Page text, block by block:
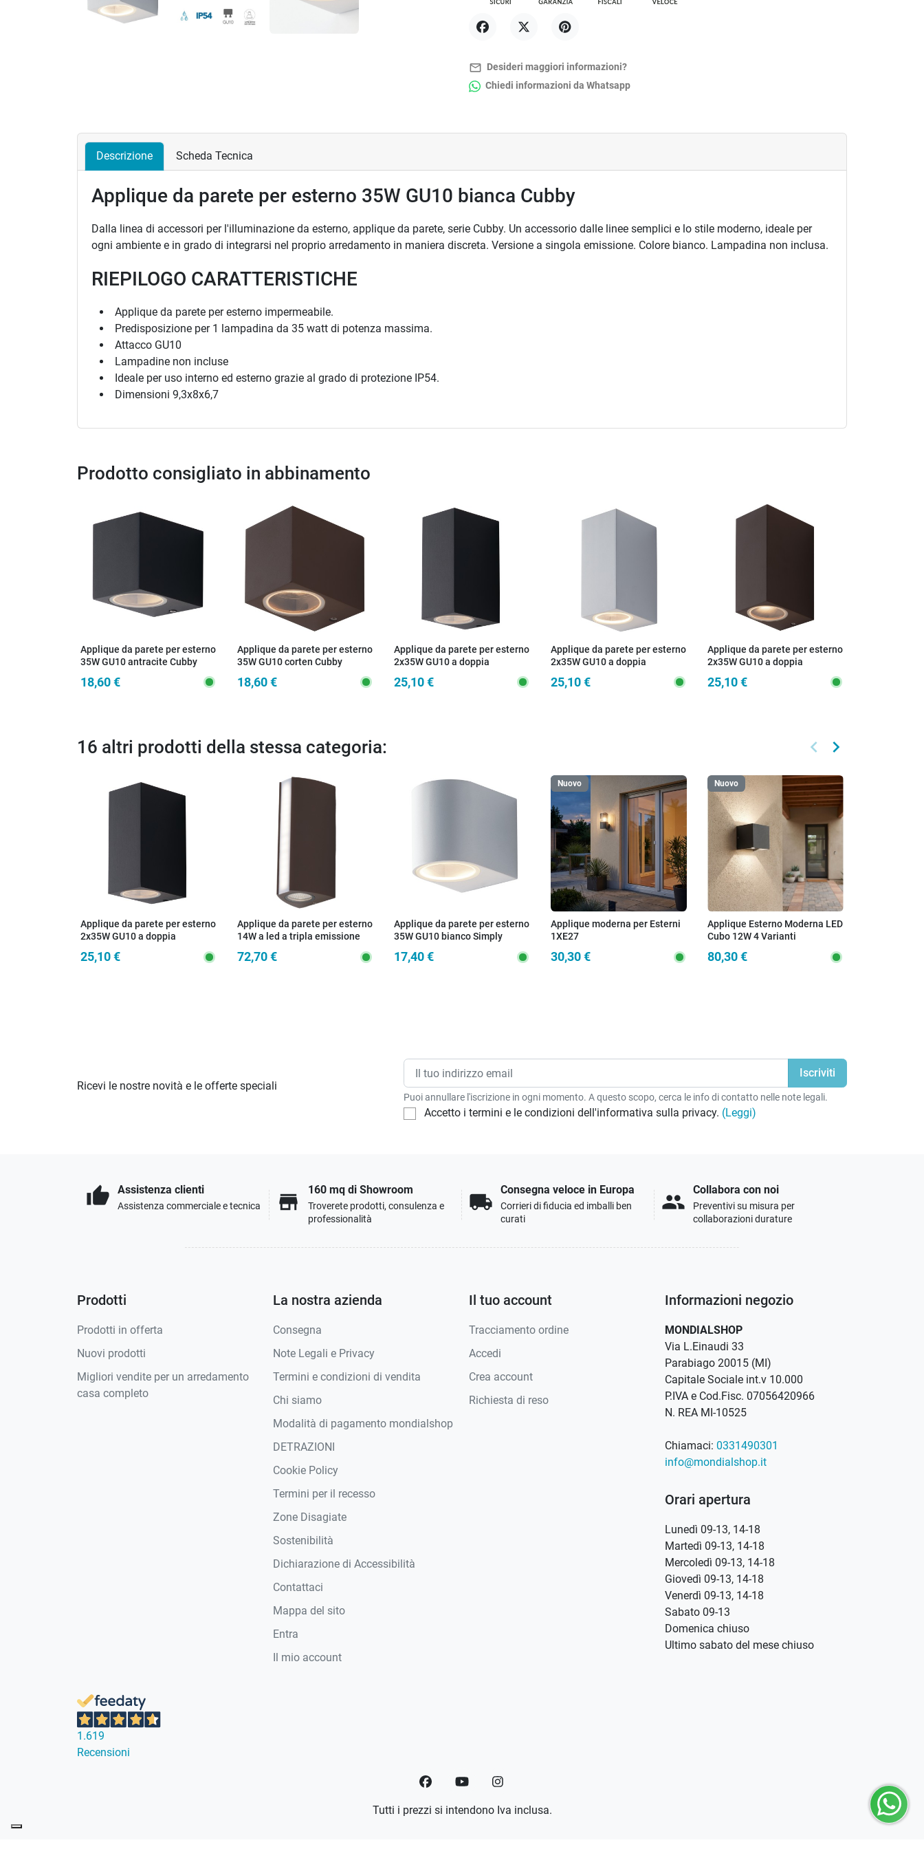
mail_outline Desideri maggiori informazioni?
Chiedi informazioni da Whatsapp
Descrizione Scheda Tecnica
Applique da parete per esterno 35W GU10 bianca Cubby
Dalla linea di accessori per l'illuminazione da esterno, applique da parete, serie Cubby. Un accessorio dalle linee semplici e lo stile moderno, ideale per
ogni ambiente e in grado di integrarsi nel proprio arredamento in maniera discreta. Versione a singola emissione. Colore bianco. Lampadina non inclusa.
RIEPILOGO CARATTERISTICHE
Applique da parete per esterno impermeabile.
Predisposizione per 1 lampadina da 35 watt di potenza massima.
Attacco GU10
Lampadine non incluse
Ideale per uso interno ed esterno grazie al grado di protezione IP54.
Dimensioni 9,3x8x6,7
Prodotto consigliato in abbinamento
Applique da parete per esterno
35W GU10 antracite Cubby
18,60 €
Applique da parete per esterno
35W GU10 corten Cubby
18,60 €
Applique da parete per esterno
2x35W GU10 a doppia
25,10 €
Applique da parete per esterno
2x35W GU10 a doppia
25,10 €
Applique da parete per esterno
2x35W GU10 a doppia
25,10 €
16 altri prodotti della stessa categoria: Precedente
keyboard_arrow_left Successivo
keyboard_arrow_right
Applique da parete per esterno
2x35W GU10 a doppia
25,10 €
Applique da parete per esterno
14W a led a tripla emissione
72,70 €
Applique da parete per esterno
35W GU10 bianco Simply
17,40 €
Nuovo
Applique moderna per Esterni
1XE27
30,30 €
Nuovo
Applique Esterno Moderna LED
Cubo 12W 4 Varianti
80,30 €
Ricevi le nostre novità e le offerte speciali
Puoi annullare l'iscrizione in ogni momento. A questo scopo, cerca le info di contatto nelle note legali.
Accetto i termini e le condizioni dell'informativa sulla privacy. (Leggi)
thumb_up Assistenza clienti
Assistenza commerciale e tecnica store
160 mq di Showroom
Troverete prodotti, consulenza e
professionalità
local_shipping
Consegna veloce in Europa
Corrieri di fiducia ed imballi ben
curati
people
Collabora con noi
Preventivi su misura per
collaborazioni durature
Prodotti
Prodotti in offerta
Nuovi prodotti
Migliori vendite per un arredamento
casa completo
La nostra azienda
Consegna
Note Legali e Privacy
Termini e condizioni di vendita
Chi siamo
Modalità di pagamento mondialshop
DETRAZIONI
Cookie Policy
Termini per il recesso
Zone Disagiate
Sostenibilità
Dichiarazione di Accessibilità
Contattaci
Mappa del sito
Entra
Il mio account
Il tuo account
Tracciamento ordine
Accedi
Crea account
Richiesta di reso
Informazioni negozio
MONDIALSHOP
Via L.Einaudi 33
Parabiago 20015 (MI)
Capitale Sociale int.v 10.000
P.IVA e Cod.Fisc. 07056420966
N. REA MI-10525
Chiamaci: 0331490301
info@mondialshop.it
Orari apertura
Lunedì 09-13, 14-18
Martedì 09-13, 14-18
Mercoledì 09-13, 14-18
Giovedì 09-13, 14-18
Venerdì 09-13, 14-18
Sabato 09-13
Domenica chiuso
Ultimo sabato del mese chiuso
1.619
Recensioni
Tutti i prezzi si intendono Iva inclusa.